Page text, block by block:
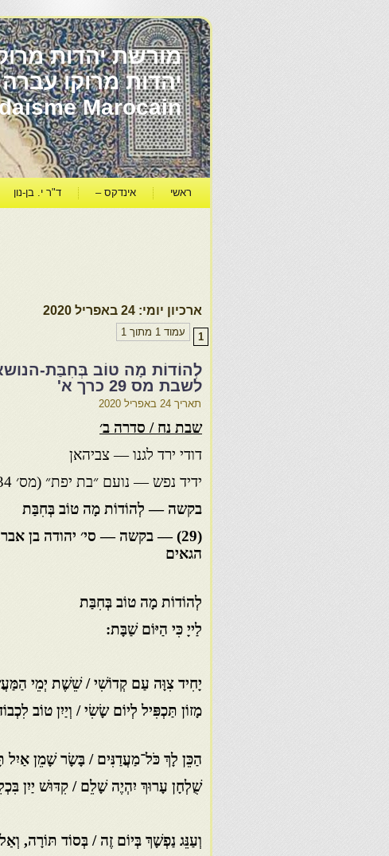
מורשת יהדות
Marocain
ראשי אינדקס – ד"ר י. בן-נון
ארכיון יומי: 24 באפריל 2020
עמוד 1 מתוך 1 1
לְהוֹדוֹת מָה טוֹב בְּחִבַּת-
לשבת מס 29 כרך א'
תאריך 24 באפריל 2020
שבת נח / סדרה ב׳
דודי ירד לגנו — צביהאן
ידיד נפש — נועם ״בת יפת״ (מס׳ 34)
בקשה — לְהוֹדוֹת מָה טוֹב בְּחִבַּת
(29) — בקשה — סי׳ יהודה בן
הגאים
לְהוֹדוֹת מָה טוֹב בְּחִבַּת
לַייָ כִּי הַיּוֹם שַׁבָּת:
יָחִיד צִוָּה עַם קְדוֹשִׁי / שֵׁשֶׁת יְמֵי
מָזוֹן תַּכְפִּיל לְיוֹם שָׂשִׂי / וְיַיִן טוֹב
הַכֵּן לָךְ כֹּל־מַעֲדַנִּים / בָּשָׂר שָׁמֵן אַיִל
שֻׁלְחָן עָרוּךְ יִהְיֶה שָׁלֵם / קִדּוּשׁ יַיִן
וְעַנֵּג נַפְשָׁךְ בְּיוֹם זֶה / בְּסוֹד תּוֹרָה,